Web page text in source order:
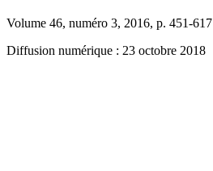
Volume 46, numéro 3, 2016, p. 451-617
Diffusion numérique : 23 octobre 2018